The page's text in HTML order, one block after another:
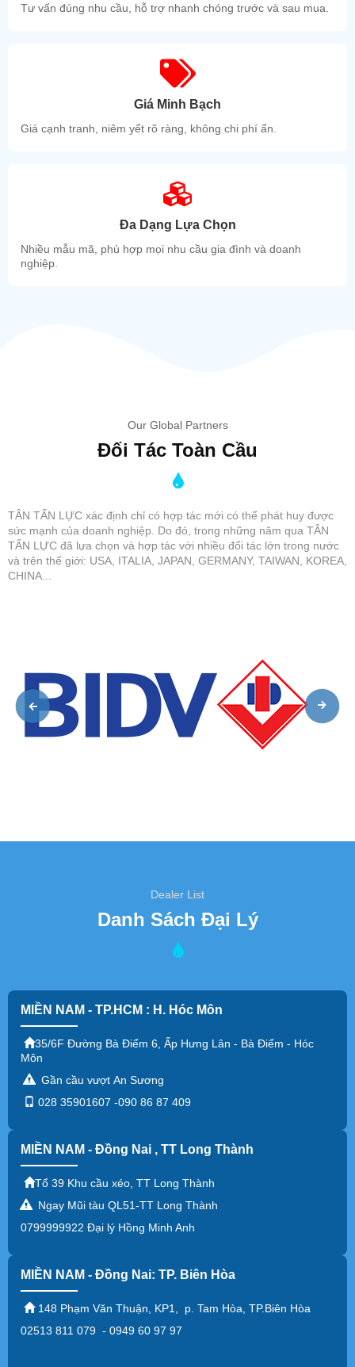
Tư vấn đúng nhu cầu, hỗ trợ nhanh chóng trước và sau mua.
Giá Minh Bạch
Giá cạnh tranh, niêm yết rõ ràng, không chi phí ẩn.
Đa Dạng Lựa Chọn
Nhiều mẫu mã, phù hợp mọi nhu cầu gia đình và doanh
nghiệp.
Our Global Partners
Đối Tác Toàn Cầu
TÂN TẤN LỰC xác định chỉ có hợp tác mới có thể phát huy được
sức mạnh của doanh nghiệp. Do đó, trong những năm qua TÂN
TẤN LỰC đã lựa chọn và hợp tác với nhiều đối tác lớn trong nước
và trên thế giới: USA, ITALIA, JAPAN, GERMANY, TAIWAN, KOREA,
CHINA...
Dealer List
Danh Sách Đại Lý
MIỀN NAM - TP.HCM : H. Hóc Môn
35/6F Đường Bà Điểm 6, Ấp Hưng Lân - Bà Điểm - Hóc
Môn
Gần cầu vượt An Sương
028 35901607 -090 86 87 409
MIỀN NAM - Đồng Nai , TT Long Thành
Tổ 39 Khu cầu xéo, TT Long Thành
Ngay Mũi tàu QL51-TT Long Thành
0799999922 Đại lý Hồng Minh Anh
MIỀN NAM - Đồng Nai: TP. Biên Hòa
148 Phạm Văn Thuận, KP1, p. Tam Hòa, TP.Biên Hòa
02513 811 079 - 0949 60 97 97